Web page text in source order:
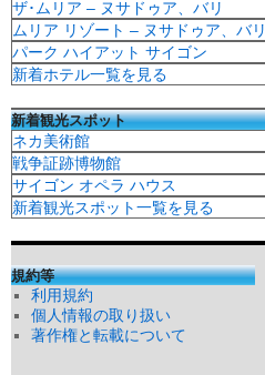
ザ･ムリア – ヌサドゥア、バリ
ムリア リゾート – ヌサドゥア、バリ
パーク ハイアット サイゴン
新着ホテル一覧を見る
新着観光スポット
ネカ美術館
戦争証跡博物館
サイゴン オペラ ハウス
新着観光スポット一覧を見る
規約等
利用規約
個人情報の取り扱い
著作権と転載について